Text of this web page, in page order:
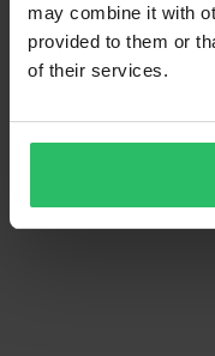
may combine it with
provided to them or
of their services.